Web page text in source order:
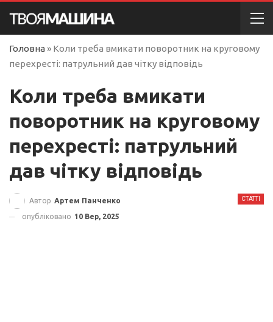
Головна » Коли треба вмикати поворотник на круговому
перехресті: патрульний дав чітку відповідь
Коли треба вмикати
поворотник на круговому
перехресті: патрульний
дав чітку відповідь
СТАТТІ
Автор Артем Панченко
опубліковано 10 Вер, 2025